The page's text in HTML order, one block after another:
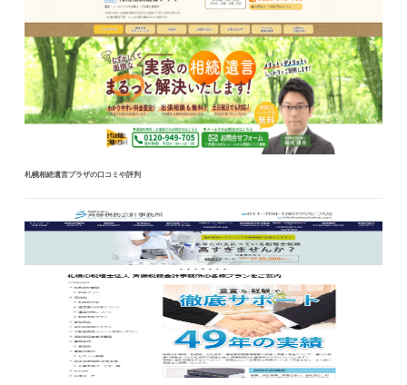
札幌相続遺言プラザの口コミや評判